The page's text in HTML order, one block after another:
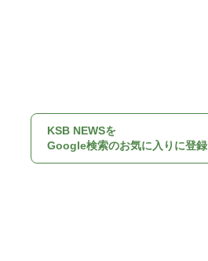
KSB NEWSを
Google検索のお気に入りに登録